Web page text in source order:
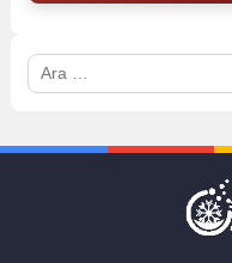
Arama: